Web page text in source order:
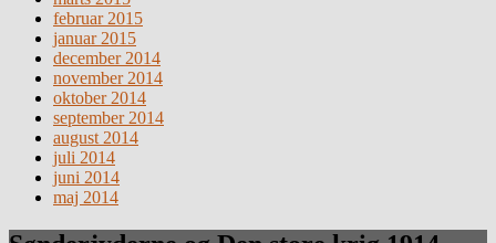
februar 2015
januar 2015
december 2014
november 2014
oktober 2014
september 2014
august 2014
juli 2014
juni 2014
maj 2014